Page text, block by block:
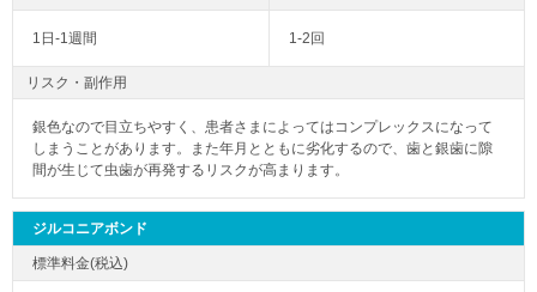
1日-1週間 1-2回
リスク・副作用
銀色なので目立ちやすく、患者さまによってはコンプレックスになって
しまうことがあります。また年月とともに劣化するので、歯と銀歯に隙
間が生じて虫歯が再発するリスクが高まります。
ジルコニアボンド